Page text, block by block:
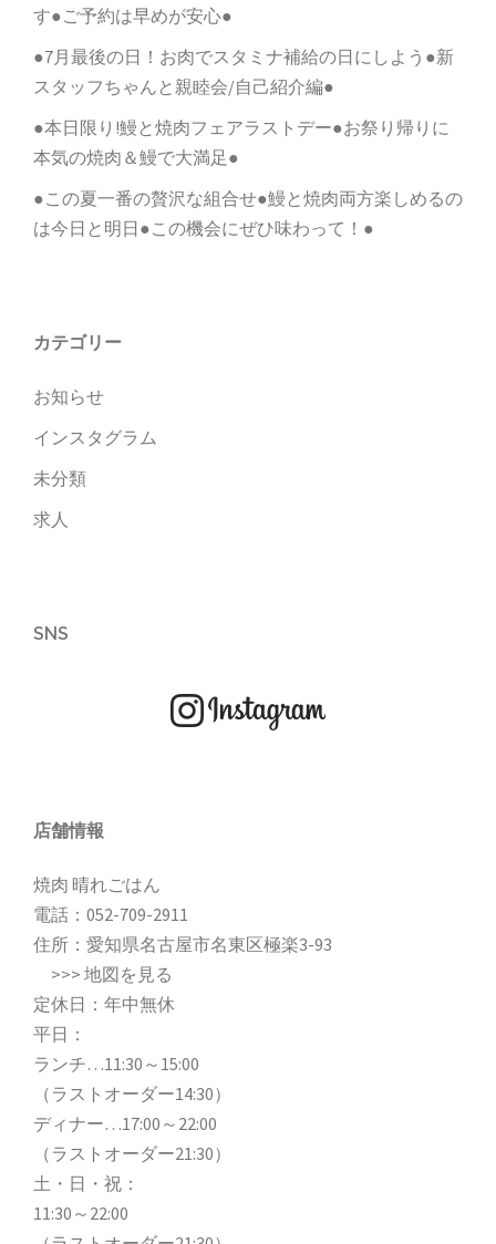
す●ご予約は早めが安心●
●7月最後の日！お肉でスタミナ補給の日にしよう●新
スタッフちゃんと親睦会/自己紹介編●
●本日限り!鰻と焼肉フェアラストデー●お祭り帰りに
本気の焼肉＆鰻で大満足●
●この夏一番の贅沢な組合せ●鰻と焼肉両方楽しめるの
は今日と明日●この機会にぜひ味わって！●
カテゴリー
お知らせ
インスタグラム
未分類
求人
SNS
店舗情報
焼肉 晴れごはん
電話： 052-709-2911
住所：愛知県名古屋市名東区極楽3-93
>>> 地図を見る
定休日：年中無休
平日：
ランチ…11:30～15:00
（ラストオーダー14:30）
ディナー…17:00～22:00
（ラストオーダー21:30）
土・日・祝：
11:30～22:00